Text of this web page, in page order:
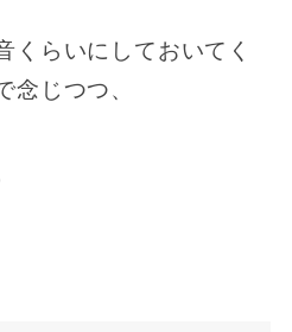
くらいにしておいてく
念じつつ、